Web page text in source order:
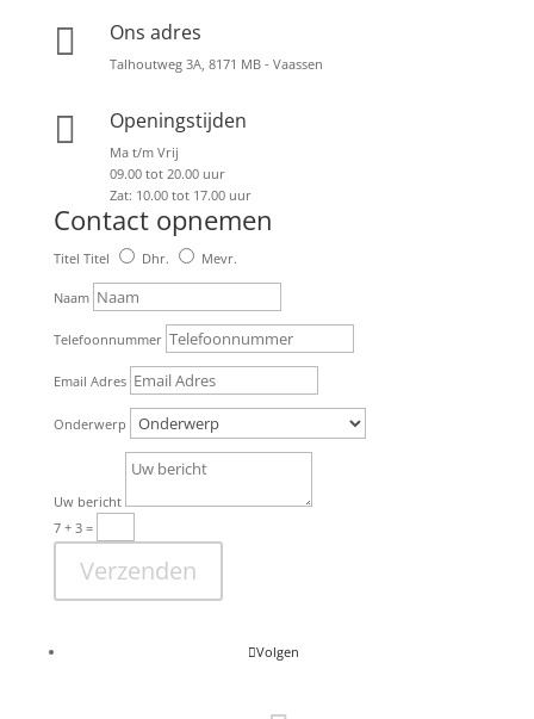
 Ons adres
Talhoutweg 3A, 8171 MB - Vaassen
 Openingstijden
Ma t/m Vrij
09.00 tot 20.00 uur
Zat: 10.00 tot 17.00 uur
Contact opnemen
Titel Titel Dhr. Mevr.
Naam
Telefoonnummer
Email Adres
Onderwerp
Uw bericht
7 + 3=
Verzenden
Volgen